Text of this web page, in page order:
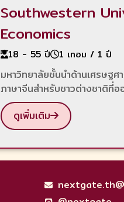
Southwestern
Economics
18 - 55 ปี 1 เทอม / 1 ปี
มหาวิทยาลัยชั้นนำด้านเศรษฐ
ภาษาจีนสำหรับชาวต่างชาติที่อ
ดูเพิ่มเติม